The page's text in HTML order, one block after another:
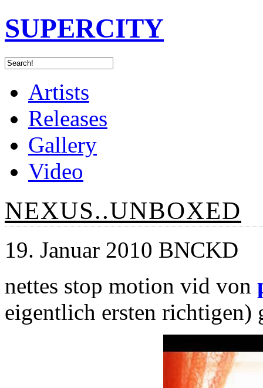
SUPERCITY
Artists
Releases
Gallery
Video
NEXUS..UNBOXED
19. Januar 2010 BNCKD
nettes stop motion vid von
eigentlich ersten richtigen)